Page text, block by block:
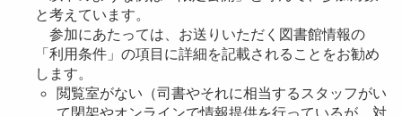
と考えています。
参加にあたっては、お送りいただく図書館情報の
「利用条件」の項目に詳細を記載されることをお勧め
します。
閲覧室がない（司書やそれに相当するスタッフがい
て閉架やオンラインで情報提供を行っているが、対